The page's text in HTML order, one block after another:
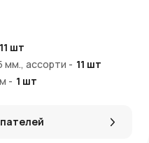
см, заметный и
и удобное
11 шт
мм., ассорти - 11 шт
- 1 шт